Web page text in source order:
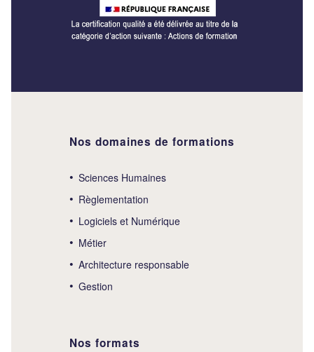
Nos domaines de formations
Sciences Humaines
Règlementation
Logiciels et Numérique
Métier
Architecture responsable
Gestion
Nos formats